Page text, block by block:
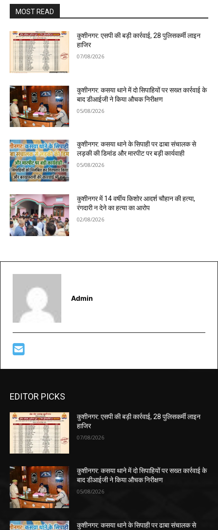
MOST READ
कुशीनगर: एसपी की बड़ी कार्रवाई, 28 पुलिसकर्मी लाइन
हाजिर
07/08/2026
कुशीनगर: कसया थाने में दो सिपाहियों पर सख्त कार्रवाई के
बाद डीआईजी ने किया औचक निरीक्षण
05/08/2026
कुशीनगर: कसया थाने के सिपाही पर ढाबा संचालक से
लड़की की डिमांड और मारपीट पर बड़ी कार्यवाही
05/08/2026
कुशीनगर में 14 वर्षीय किशोर आदर्श चौहान की हत्या,
रंगदारी न देने का हत्या का आरोप
02/08/2026
Admin
EDITOR PICKS
कुशीनगर: एसपी की बड़ी कार्रवाई, 28 पुलिसकर्मी लाइन
हाजिर
07/08/2026
कुशीनगर: कसया थाने में दो सिपाहियों पर सख्त कार्रवाई के
बाद डीआईजी ने किया औचक निरीक्षण
05/08/2026
कुशीनगर: कसया थाने के सिपाही पर ढाबा संचालक से